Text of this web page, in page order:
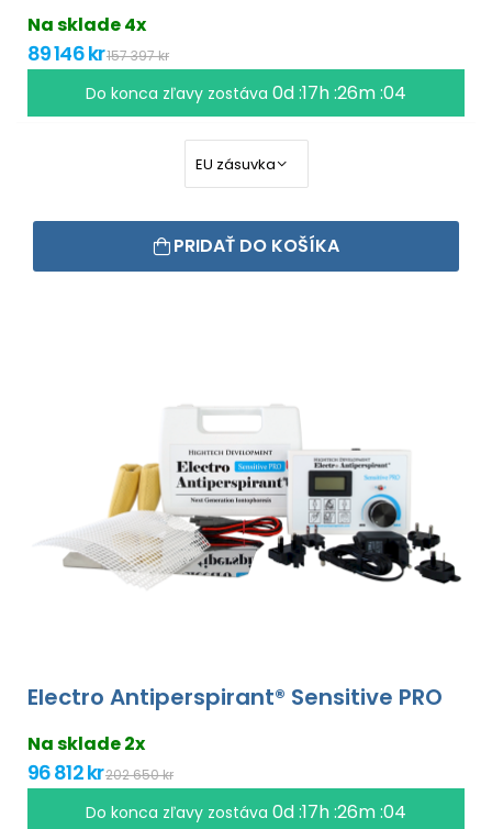
Na sklade 4x
89 146 kr157 397 kr
Do konca zľavy zostáva0d :17h :26m :03
PRIDAŤ DO KOŠÍKA
Electro Antiperspirant® Sensitive PRO
Na sklade 2x
96 812 kr202 650 kr
Do konca zľavy zostáva0d :17h :26m :03